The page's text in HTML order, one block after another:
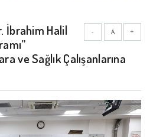
- A +
İbrahim Halil
ve Sağlık Çalışanlarına